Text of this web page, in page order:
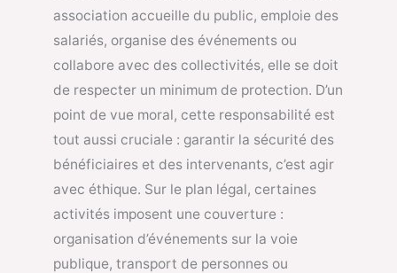
association accueille du public, emploie des
salariés, organise des événements ou
collabore avec des collectivités, elle se doit
de respecter un minimum de protection. D’un
point de vue moral, cette responsabilité est
tout aussi cruciale : garantir la sécurité des
bénéficiaires et des intervenants, c’est agir
avec éthique. Sur le plan légal, certaines
activités imposent une couverture :
organisation d’événements sur la voie
publique, transport de personnes ou